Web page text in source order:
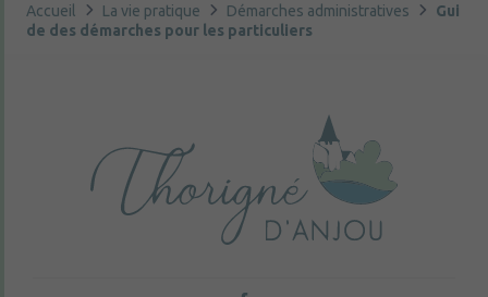
Accueil La vie pratique Démarches administratives
Gui
de des démarches pour les particuliers